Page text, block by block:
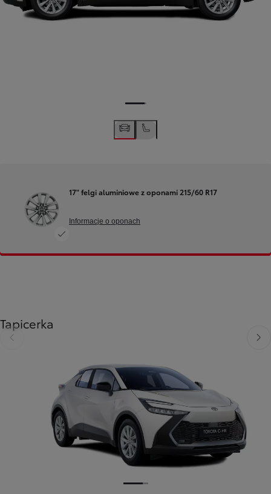
17" felgi aluminiowe z oponami 215/60 R17
Informacje o oponach
Tapicerka
Poprzedni